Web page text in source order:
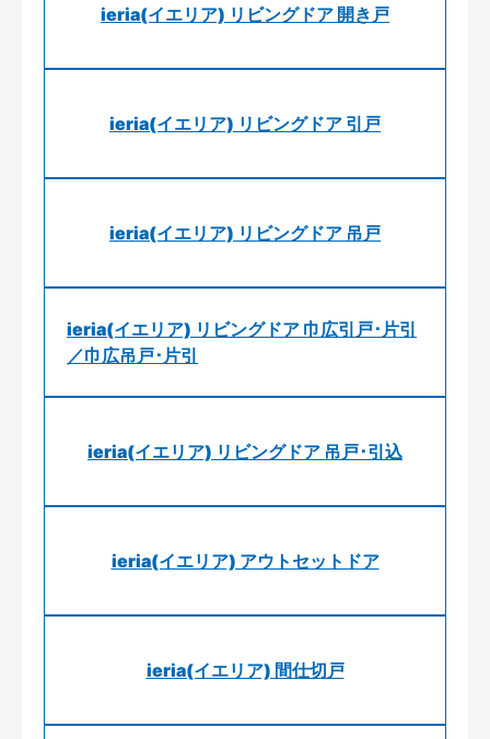
ieria(イエリア) リビングドア 開き戸
ieria(イエリア) リビングドア 引戸
ieria(イエリア) リビングドア 吊戸
ieria(イエリア) リビングドア 巾広引戸･片引
／巾広吊戸･片引
ieria(イエリア) リビングドア 吊戸･引込
ieria(イエリア) アウトセットドア
ieria(イエリア) 間仕切戸